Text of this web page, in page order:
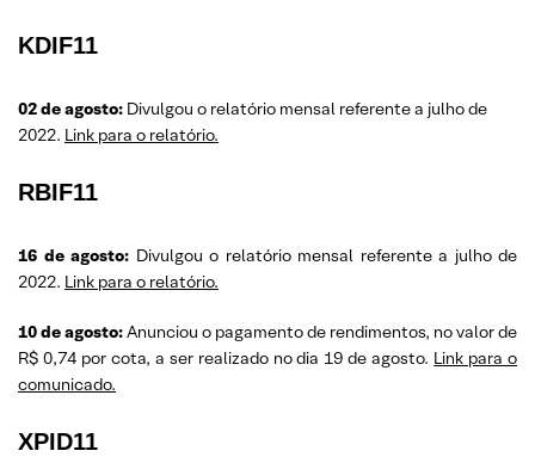
KDIF11
02 de agosto: Divulgou o relatório mensal referente a julho de
2022. Link para o relatório.
RBIF11
16 de agosto: Divulgou o relatório mensal referente a julho de
2022. Link para o relatório.
10 de agosto:Anunciou o pagamento de rendimentos, no valor de
R$ 0,74 por cota, a ser realizado no dia 19 de agosto. Link para o
comunicado.
XPID11